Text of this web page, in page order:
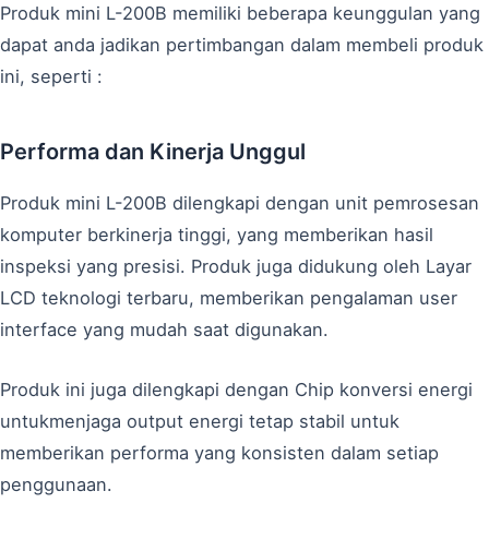
Produk mini L-200B memiliki beberapa keunggulan yang
dapat anda jadikan pertimbangan dalam membeli produk
ini, seperti :
Performa dan Kinerja Unggul
Produk mini L-200B dilengkapi dengan unit pemrosesan
komputer berkinerja tinggi, yang memberikan hasil
inspeksi yang presisi. Produk juga didukung oleh Layar
LCD teknologi terbaru, memberikan pengalaman user
interface yang mudah saat digunakan.
Produk ini juga dilengkapi dengan Chip konversi energi
untukmenjaga output energi tetap stabil untuk
memberikan performa yang konsisten dalam setiap
penggunaan.